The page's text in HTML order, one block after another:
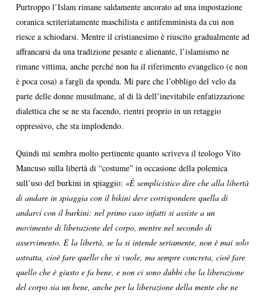
Purtroppo l’Islam rimane saldamente ancorato ad una impostazione
coranica scriteriatamente maschilista e antifemminista da cui non
riesce a schiodarsi. Mentre il cristianesimo è riuscito gradualmente ad
affrancarsi da una tradizione pesante e alienante, l’islamismo ne
rimane vittima, anche perché non ha il riferimento evangelico (e non
è poca cosa) a fargli da sponda. Mi pare che l’obbligo del velo da
parte delle donne musulmane, al di là dell’inevitabile enfatizzazione
dialettica che se ne sta facendo, rientri proprio in un retaggio
oppressivo, che sta implodendo.
Quindi mi sembra molto pertinente quanto scriveva il teologo Vito
Mancuso sulla libertà di “costume” in occasione della polemica
sull’uso del burkini in spiaggio: «È semplicistico dire che alla libertà
di andare in spiaggia con il bikini deve corrispondere quella di
andarvi con il burkini: nel primo caso infatti si assiste a un
movimento di liberazione del corpo, mentre nel secondo di
asservimento. E la libertà, se la si intende seriamente, non è mai solo
astratta, cioè fare quello che si vuole, ma sempre concreta, cioè fare
quello che è giusto e fa bene, e non ci sono dubbi che la liberazione
del corpo sia un bene, anche per la liberazione della mente che ne